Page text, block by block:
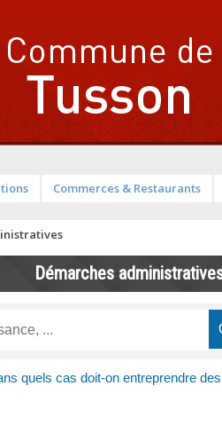
Commerces & Restaurants
Démarches
quels cas doit-on entreprendre